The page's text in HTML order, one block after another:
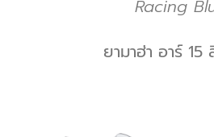
Racing
ยามาฮ่า อาร์ 15